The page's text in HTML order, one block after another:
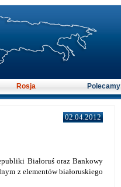
02.04.2012
Białoruś oraz Bankowy
z elementów białoruskiego
Rosja Polecamy